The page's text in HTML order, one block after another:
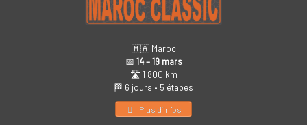
🇲🇦 Maroc
📅 14 – 19 mars
🛣️ 1 800 km
🏁 6 jours • 5 étapes
Plus d’infos